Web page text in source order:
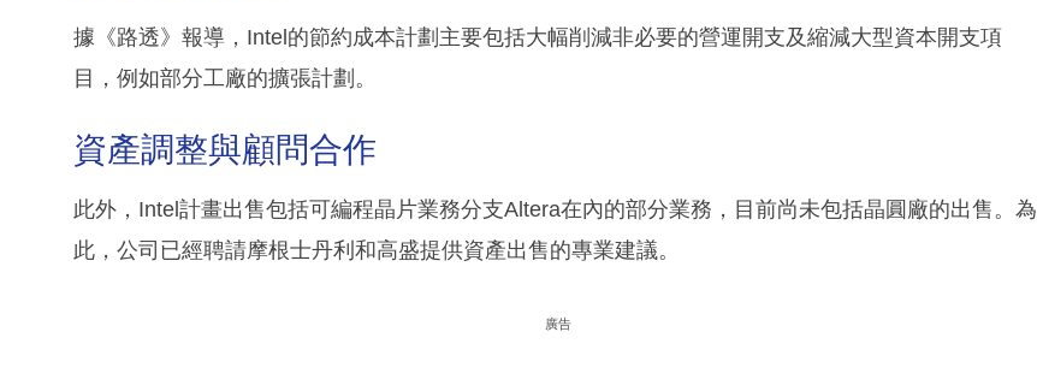
據《路透》報導，Intel的節約成本計劃主要包括大幅削減非必要的營運開支及縮減大型資本開支項
目，例如部分工廠的擴張計劃。
資產調整與顧問合作
此外，Intel計畫出售包括可編程晶片業務分支Altera在內的部分業務，目前尚未包括晶圓廠的出售。為
此，公司已經聘請摩根士丹利和高盛提供資產出售的專業建議。
廣告